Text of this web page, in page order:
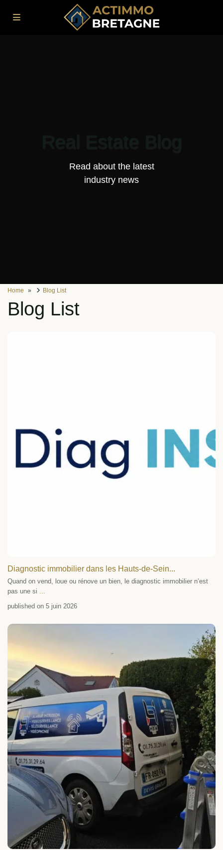
Read about the latest
industry news
Home Blog List
Blog List
Diagnostic immobilier dans les Hauts-de-Sein...
Quand on vend, loue ou rénove un bien, le diagnostic immobilier n’est
pas une si ...
published on 5 juin 2026